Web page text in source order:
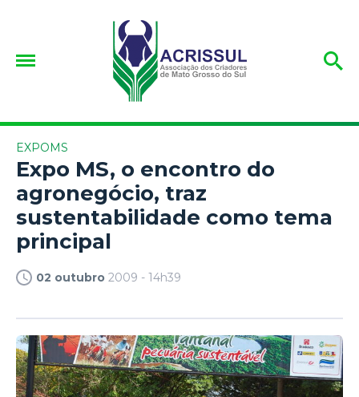
EXPOMS
Expo MS, o encontro do
agronegócio, traz
sustentabilidade como tema
principal
02 outubro 2009 - 14h39